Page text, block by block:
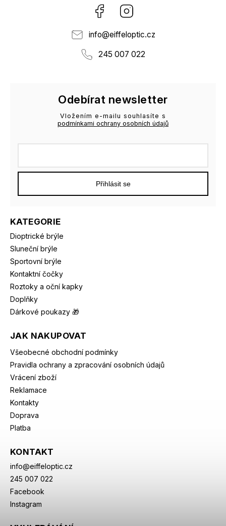
Facebook
info@eiffeloptic.cz
245 007 022
KATEGORIE
Dioptrické brýle
Sluneční brýle
Sportovní brýle
Kontaktní čočky
Roztoky a oční kapky
Doplňky
Dárkové poukazy 🎁
JAK NAKUPOVAT
Všeobecné obchodní podmínky
Pravidla ochrany a zpracování osobních údajů
Vrácení zboží
Reklamace
Kontakty
Doprava
Platba
KONTAKT
info@eiffeloptic.cz
245 007 022
Facebook
Instagram
Odebírat newsletter
Vložením e-mailu souhlasíte s
podmínkami ochrany osobních údajů
Přihlásit se